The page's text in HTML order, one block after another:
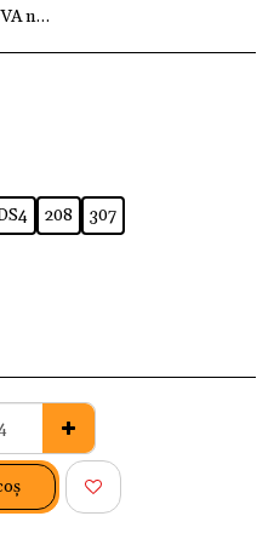
ne dorim ca fiecare
208
307